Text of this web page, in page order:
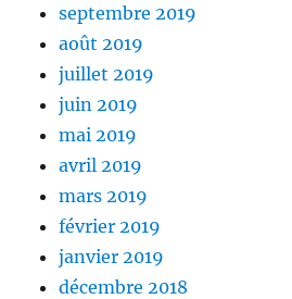
septembre 2019
août 2019
juillet 2019
juin 2019
mai 2019
avril 2019
mars 2019
février 2019
janvier 2019
décembre 2018